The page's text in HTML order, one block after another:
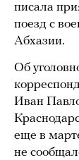
писала
поезд с
Абхазии.
Об
Иван
еще в
не